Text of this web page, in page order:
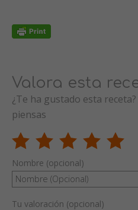
Valora esta
¿Te ha gustado esta
piensas
Nombre (opcional)
Tu valoración (opcional)